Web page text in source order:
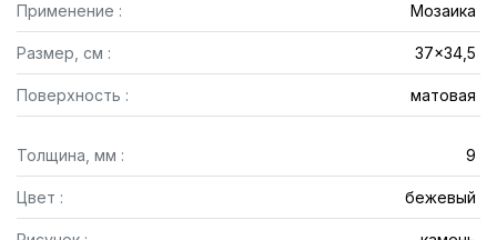
Применение : Мозаика
Размер, см : 37x34,5
Поверхность : матовая
Толщина, мм : 9
Цвет : бежевый